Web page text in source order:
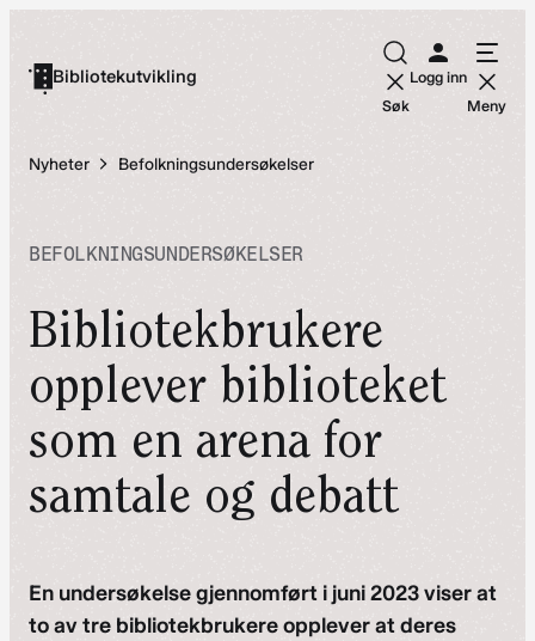
innholdBibliotekutvikling
Søk
Logg inn
Meny
Nyheter Befolkningsundersøkelser
BEFOLKNINGSUNDERSØKELSER
Bibliotekbrukere
opplever biblioteket
som en arena for
samtale og debatt
En undersøkelse gjennomført i juni 2023 viser at
to av tre bibliotekbrukere opplever at deres